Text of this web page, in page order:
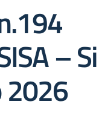
–
2026